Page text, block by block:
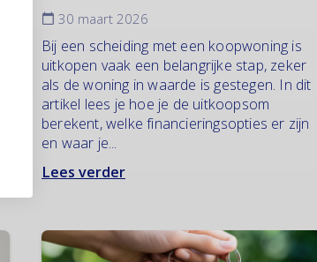
30 maart 2026
Bij een scheiding met een koopwoning is
uitkopen vaak een belangrijke stap, zeker
als de woning in waarde is gestegen. In dit
artikel lees je hoe je de uitkoopsom
berekent, welke financieringsopties er zijn
en waar je...
Lees verder